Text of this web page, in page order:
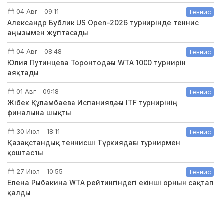
04 Авг - 09:11 Теннис
Александр Бублик US Open-2026 турнирінде теннис
аңызымен жұптасады
04 Авг - 08:48 Теннис
Юлия Путинцева Торонтодағы WTA 1000 турнирін
аяқтады
01 Авг - 09:18 Теннис
Жібек Құламбаева Испаниядағы ITF турнирінің
финалына шықты
30 Июл - 18:11 Теннис
Қазақстандық теннисші Түркиядағы турнирмен
қоштасты
27 Июл - 10:55 Теннис
Елена Рыбакина WTA рейтингіндегі екінші орнын сақтап
қалды